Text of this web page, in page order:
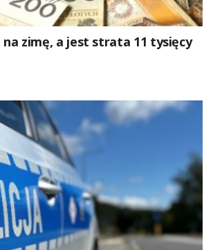
na zimę, a jest strata 11 tysięcy